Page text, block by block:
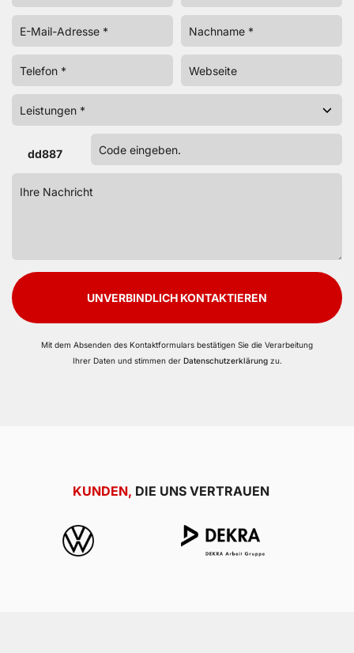
dd887
UNVERBINDLICH KONTAKTIEREN
Mit dem Absenden des Kontaktformulars bestätigen Sie die Verarbeitung
Ihrer Daten und stimmen der Datenschutzerklärungzu.
KUNDEN, DIE UNS VERTRAUEN